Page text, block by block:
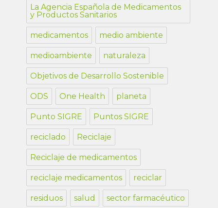
La Agencia Española de Medicamentos
y Productos Sanitarios
medicamentos medio ambiente
medioambiente naturaleza
Objetivos de Desarrollo Sostenible
ODS One Health planeta
Punto SIGRE Puntos SIGRE
reciclado Reciclaje
Reciclaje de medicamentos
reciclaje medicamentos reciclar
residuos salud sector farmacéutico